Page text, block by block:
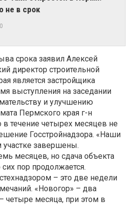
не в срок
срока заявил Алексей
директор строительной
является застройщика
выступления на заседании
и улучшению
Пермского края г-н
течение четырех месяцев не
Госстройнадзора. «Наши
завершены.
месяцев, но сдача объекта
пор продолжается.
– это две недели
«Новогор» – два
четыре месяца, при этом в